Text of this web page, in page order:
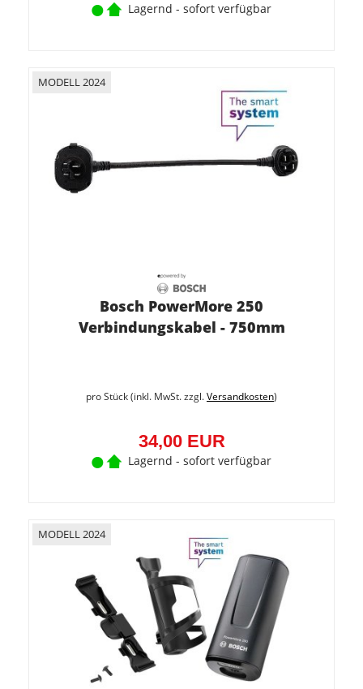
Lagernd - sofort verfügbar
MODELL 2024
Bosch PowerMore 250
Verbindungskabel - 750mm
pro Stück (inkl. MwSt. zzgl.Versandkosten)
34,00 EUR
Lagernd - sofort verfügbar
MODELL 2024